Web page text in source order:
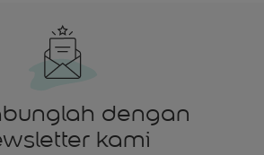
dengan
kami